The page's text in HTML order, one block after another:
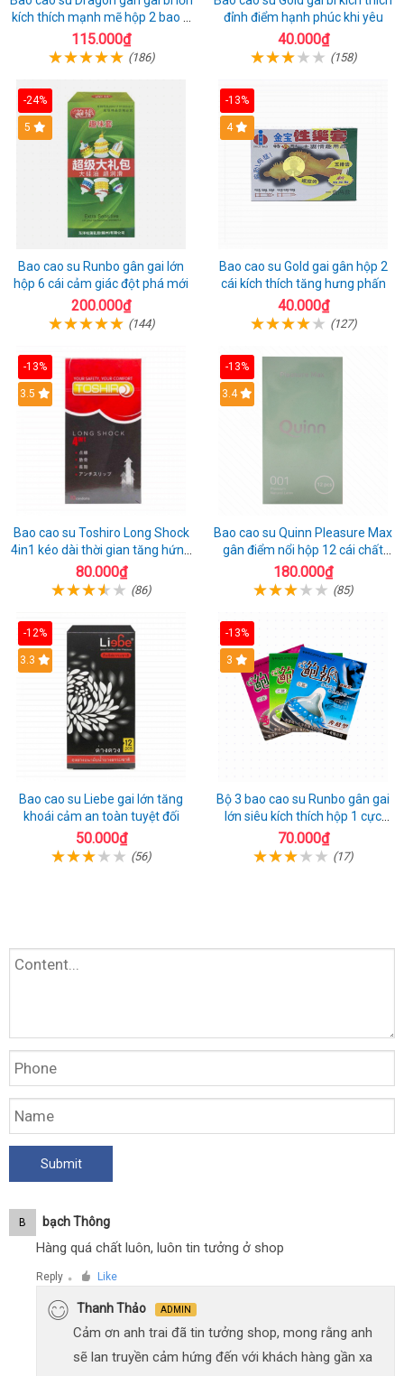
kích thích mạnh mẽ hộp 2 bao +
1 riêng
115.000₫
(186)
đỉnh điểm hạnh phúc khi yêu
40.000₫
(158)
-24%
Hot
5
Bao cao su Runbo gân gai lớn
hộp 6 cái cảm giác đột phá mới
200.000₫
(144)
-13%
Hot
4
Bao cao su Gold gai gân hộp 2
cái kích thích tăng hưng phấn
40.000₫
(127)
-13%
3.5
Bao cao su Toshiro Long Shock
4in1 kéo dài thời gian tăng hứng
thú hộp 10
80.000₫
(86)
-13%
3.4
Bao cao su Quinn Pleasure Max
gân điểm nổi hộp 12 cái chất
lượng
180.000₫
(85)
-12%
3.3
Bao cao su Liebe gai lớn tăng
khoái cảm an toàn tuyệt đối
50.000₫
(56)
-13%
3
Bộ 3 bao cao su Runbo gân gai
lớn siêu kích thích hộp 1 cực
chất
70.000₫
(17)
B Bạch Thông
Hàng quá chất luôn, luôn tin tưởng ở shop
Reply ● Like
Thanh Thảo ADMIN
Cảm ơn anh trai đã tin tưởng shop, mong rằng anh
sẽ lan truyền cảm hứng đến với khách hàng gần xa